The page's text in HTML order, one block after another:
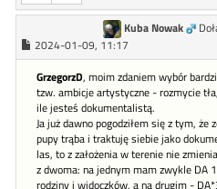
Kuba Nowak
2024-01-09, 11:17
GrzegorzD, moim zdaniem wybór
tzw. ambicje artystyczne - rozmycie
ile jesteś dokumentalistą.
Ja już dawno pogodziłem się z tym,
pupy trąba i traktuję siebie jako
las, to z założenia w terenie nie
z dwoma: na jednym mam zwykle DA
rodziny i widoczków, a na drugim -